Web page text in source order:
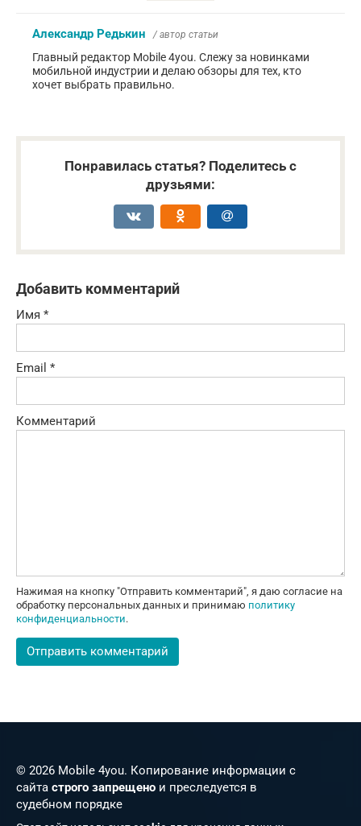
Александр Редькин / автор статьи
Главный редактор Mobile 4you. Слежу за новинками
мобильной индустрии и делаю обзоры для тех, кто
хочет выбрать правильно.
Понравилась статья? Поделитесь с
друзьями:
Добавить комментарий
Имя *
Email *
Комментарий
Нажимая на кнопку "Отправить комментарий", я даю согласие на
обработку персональных данных и принимаю политику
конфиденциальности.
© 2026 Mobile 4you. Копирование информации с
сайта строго запрещено и преследуется в
судебном порядке